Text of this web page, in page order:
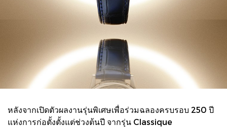
หลังจากเปิดตัวผลงานรุ่นพิเศษเพื่อร่วมฉลองครบรอบ 250 ปี
แห่งการก่อตั้งตั้งแต่ช่วงต้นปี จากรุ่น Classique